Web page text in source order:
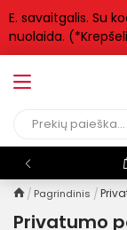
E. savaitgalis. Su
nuolaida.
Pagrindinis
Privatumo